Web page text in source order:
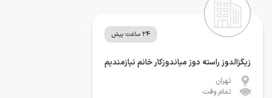
24 ساعت پیش
زیگزالدوز راسته دوز میاندوزکار خانم نیازمندیم
تهران
تمام وقت